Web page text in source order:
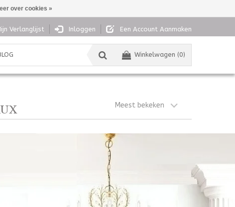
Verlanglijst Inloggen Een Account Aanmaken
Winkelwagen (0)
Meest bekeken
over cookies »